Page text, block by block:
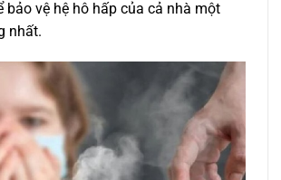
bảo vệ hệ hô hấp của cả nhà một
nhất.